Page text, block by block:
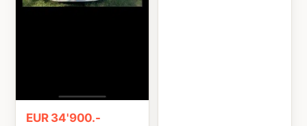
EUR 34'900.-